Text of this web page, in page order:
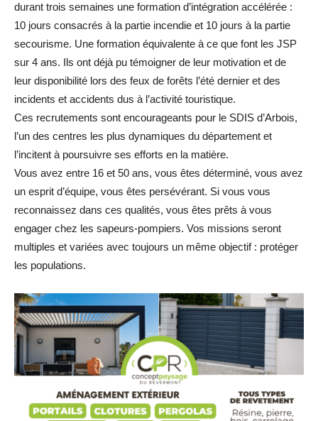
durant trois semaines une formation d’intégration accélérée :
10 jours consacrés à la partie incendie et 10 jours à la partie
secourisme. Une formation équivalente à ce que font les JSP
sur 4 ans. Ils ont déjà pu témoigner de leur motivation et de
leur disponibilité lors des feux de forêts l’été dernier et des
incidents et accidents dus à l’activité touristique.
Ces recrutements sont encourageants pour le SDIS d’Arbois,
l’un des centres les plus dynamiques du département et
l’incitent à poursuivre ses efforts en la matière.
Vous avez entre 16 et 50 ans, vous êtes déterminé, vous avez
un esprit d’équipe, vous êtes persévérant. Si vous vous
reconnaissez dans ces qualités, vous êtes prêts à vous
engager chez les sapeurs-pompiers. Vos missions seront
multiples et variées avec toujours un même objectif : protéger
les populations.